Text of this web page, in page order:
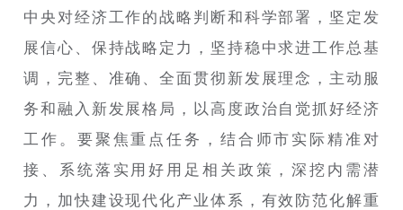
中央对经济工作的战略判断和科学部署，坚定发
展信心、保持战略定力，坚持稳中求进工作总基
调，完整、准确、全面贯彻新发展理念，主动服
务和融入新发展格局，以高度政治自觉抓好经济
工作。要聚焦重点任务，结合师市实际精准对
接、系统落实用好用足相关政策，深挖内需潜
力，加快建设现代化产业体系，有效防范化解重